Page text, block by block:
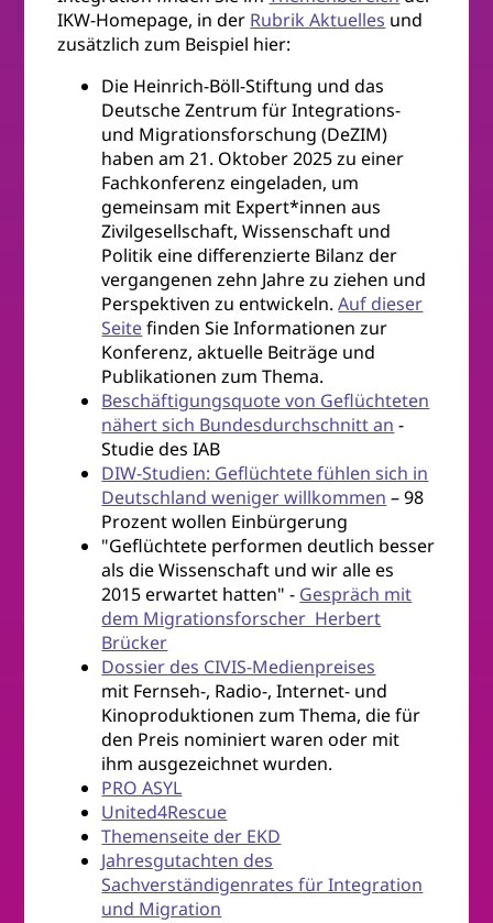
IKW-Homepage, in der Rubrik Aktuelles und
zusätzlich zum Beispiel hier:
Die Heinrich-Böll-Stiftung und das
Deutsche Zentrum für Integrations-
und Migrationsforschung (DeZIM)
haben am 21. Oktober 2025 zu einer
Fachkonferenz eingeladen, um
gemeinsam mit Expert*innen aus
Zivilgesellschaft, Wissenschaft und
Politik eine differenzierte Bilanz der
vergangenen zehn Jahre zu ziehen und
Perspektiven zu entwickeln.Auf dieser
Seitefinden Sie Informationen zur
Konferenz, aktuelle Beiträge und
Publikationen zum Thema.
Beschäftigungsquote von Geflüchteten
nähert sich Bundesdurchschnitt an -
Studie des IAB
DIW-Studien: Geflüchtete fühlen sich in
Deutschland weniger willkommen – 98
Prozent wollen Einbürgerung
"Geflüchtete performen deutlich besser
als die Wissenschaft und wir alle es
2015 erwartet hatten" - Gespräch mit
dem Migrationsforscher Herbert
Brücker
Dossier des CIVIS-Medienpreises
mit Fernseh-, Radio-, Internet- und
Kinoproduktionen zum Thema, die für
den Preis nominiert waren oder mit
ihm ausgezeichnet wurden.
PRO ASYL
United4Rescue
Themenseite der EKD
Jahresgutachten des
Sachverständigenrates für Integration
und Migration